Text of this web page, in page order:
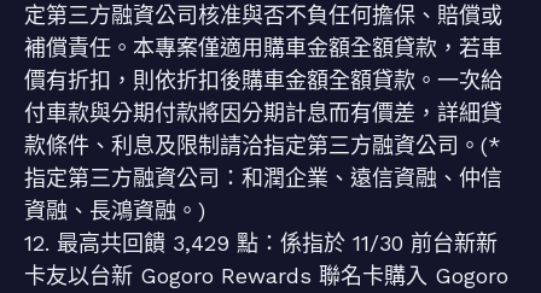
定第三方融資公司核准與否不負任何擔保、賠償或
補償責任。本專案僅適用購車金額全額貸款，若車
價有折扣，則依折扣後購車金額全額貸款。一次給
付車款與分期付款將因分期計息而有價差，詳細貸
款條件、利息及限制請洽指定第三方融資公司。(*
指定第三方融資公司：和潤企業、遠信資融、仲信
資融、長鴻資融。)
12. 最高共回饋 3,429 點：係指於 11/30 前台新新
卡友以台新 Gogoro Rewards 聯名卡購入 Gogoro